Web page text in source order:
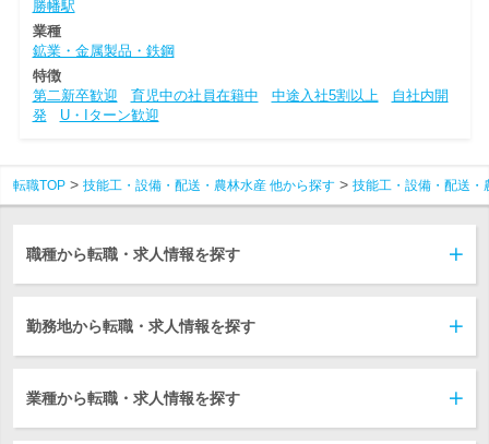
勝幡駅
業種
鉱業・金属製品・鉄鋼
特徴
第二新卒歓迎
育児中の社員在籍中 中途入社5割以上
自社内開
発
U・Iターン歓迎
転職TOP 技能工・設備・配送・農林水産 他から探す 技能工・設備・配送・
職種から転職・求人情報を探す
勤務地から転職・求人情報を探す
業種から転職・求人情報を探す